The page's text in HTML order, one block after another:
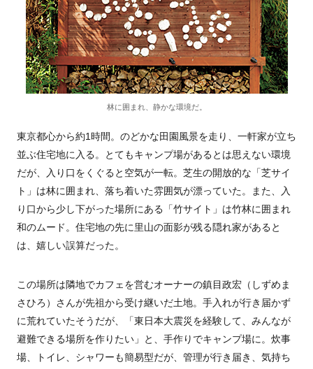
林に囲まれ、静かな環境だ。
東京都心から約1時間。のどかな田園風景を走り、一軒家が立ち
並ぶ住宅地に入る。とてもキャンプ場があるとは思えない環境
だが、入り口をくぐると空気が一転。芝生の開放的な「芝サイ
ト」は林に囲まれ、落ち着いた雰囲気が漂っていた。また、入
り口から少し下がった場所にある「竹サイト」は竹林に囲まれ
和のムード。住宅地の先に里山の面影が残る隠れ家があると
は、嬉しい誤算だった。
この場所は隣地でカフェを営むオーナーの鎮目政宏（しずめま
さひろ）さんが先祖から受け継いだ土地。手入れが行き届かず
に荒れていたそうだが、「東日本大震災を経験して、みんなが
避難できる場所を作りたい」と、手作りでキャンプ場に。炊事
場、トイレ、シャワーも簡易型だが、管理が行き届き、気持ち